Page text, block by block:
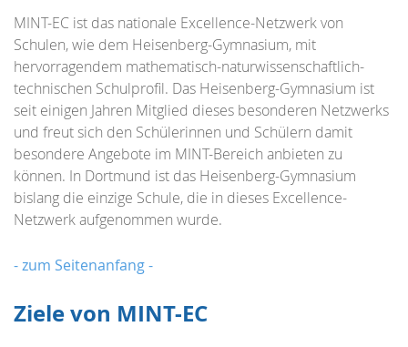
MINT-EC ist das nationale Excellence-Netzwerk von
Schulen, wie dem Heisenberg-Gymnasium, mit
hervorragendem mathematisch-naturwissenschaftlich-
technischen Schulprofil. Das Heisenberg-Gymnasium ist
seit einigen Jahren Mitglied dieses besonderen Netzwerks
und freut sich den Schülerinnen und Schülern damit
besondere Angebote im MINT-Bereich anbieten zu
können. In Dortmund ist das Heisenberg-Gymnasium
bislang die einzige Schule, die in dieses Excellence-
Netzwerk aufgenommen wurde.
- zum Seitenanfang -
Ziele von MINT-EC